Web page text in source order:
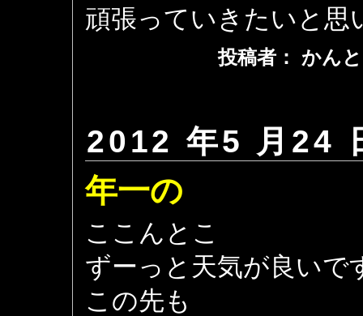
頑張っていきたいと思
投稿者： かん
2012 年5 月24
年一の
ここんとこ
ずーっと天気が良いで
この先も